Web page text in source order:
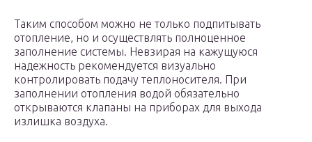
Таким способом можно не только подпитывать
отопление, но и осуществлять полноценное
заполнение системы. Невзирая на кажущуюся
надежность рекомендуется визуально
контролировать подачу теплоносителя. При
заполнении отопления водой обязательно
открываются клапаны на приборах для выхода
излишка воздуха.